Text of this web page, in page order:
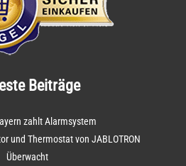
Beiträge
zahlt Alarmsystem
und Thermostat von JABLOTRON
Überwacht